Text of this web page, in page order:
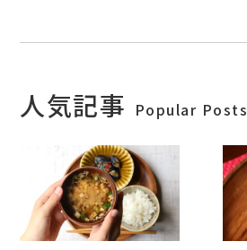
人気記事 Popular Posts